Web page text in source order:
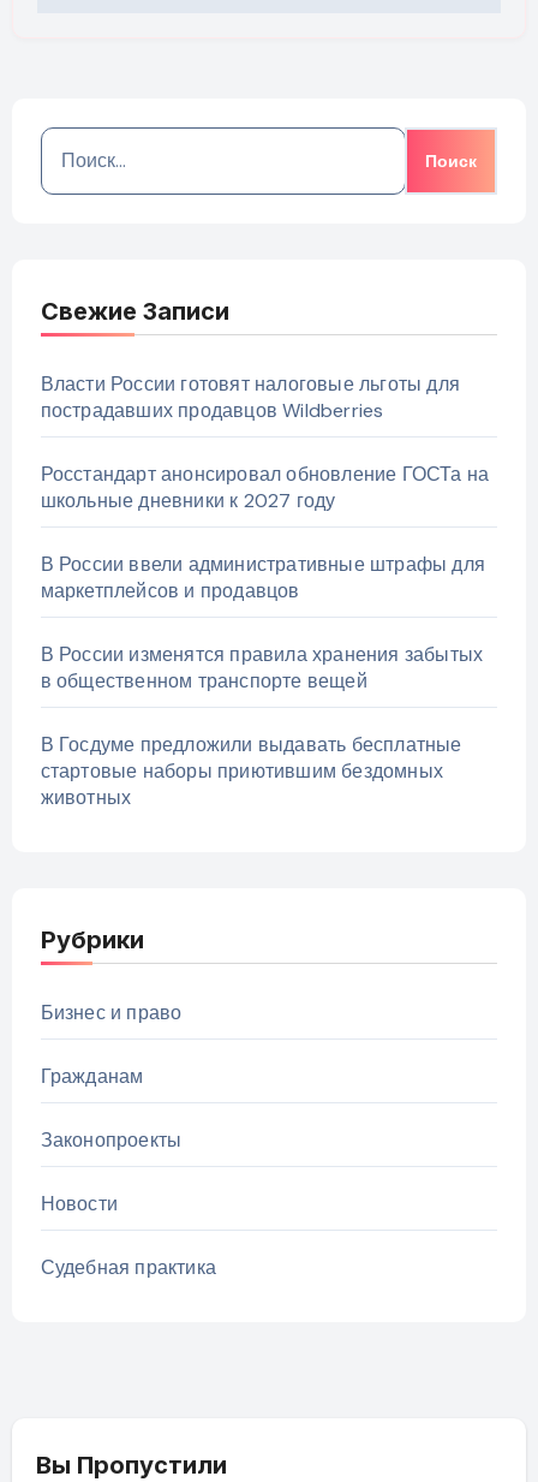
Найти:
Свежие Записи
Власти России готовят налоговые льготы для
пострадавших продавцов Wildberries
Росстандарт анонсировал обновление ГОСТа на
школьные дневники к 2027 году
В России ввели административные штрафы для
маркетплейсов и продавцов
В России изменятся правила хранения забытых
в общественном транспорте вещей
В Госдуме предложили выдавать бесплатные
стартовые наборы приютившим бездомных
животных
Рубрики
Бизнес и право
Гражданам
Законопроекты
Новости
Судебная практика
Вы Пропустили